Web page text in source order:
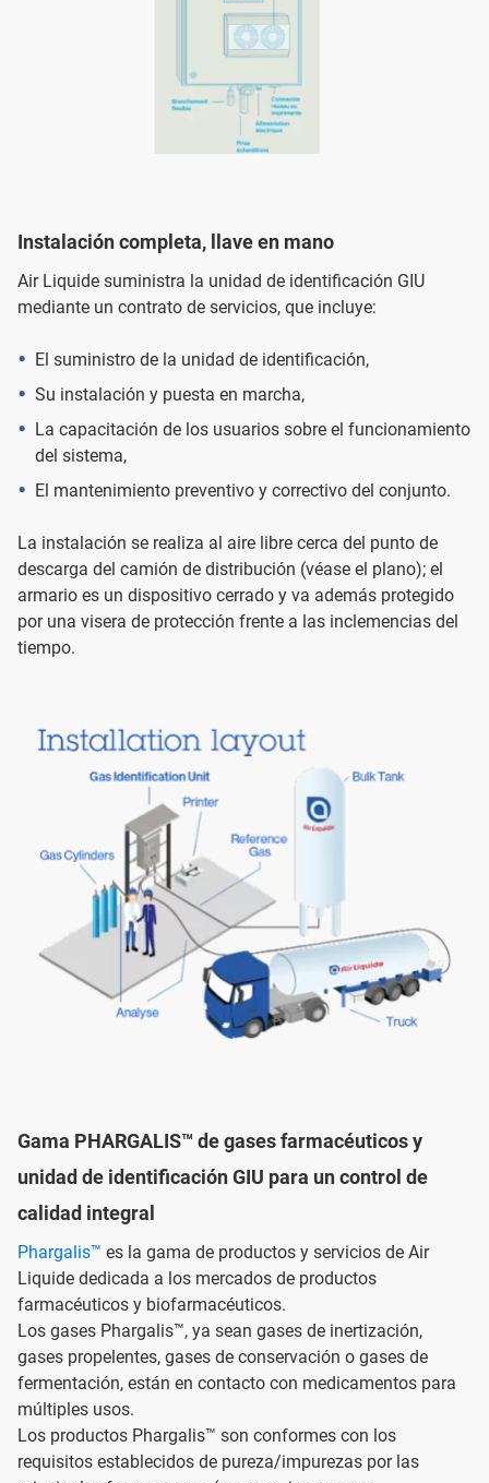
Instalación completa, llave en mano
Air Liquide suministra la unidad de identificación GIU
mediante un contrato de servicios, que incluye:
El suministro de la unidad de identificación,
Su instalación y puesta en marcha,
La capacitación de los usuarios sobre el funcionamiento
del sistema,
El mantenimiento preventivo y correctivo del conjunto.
La instalación se realiza al aire libre cerca del punto de
descarga del camión de distribución (véase el plano); el
armario es un dispositivo cerrado y va además protegido
por una visera de protección frente a las inclemencias del
tiempo.
Gama PHARGALIS™ de gases farmacéuticos y
unidad de identificación GIU para un control de
calidad integral
Phargalis™ es la gama de productos y servicios de Air
Liquide dedicada a los mercados de productos
farmacéuticos y biofarmacéuticos.
Los gases Phargalis™, ya sean gases de inertización,
gases propelentes, gases de conservación o gases de
fermentación, están en contacto con medicamentos para
múltiples usos.
Los productos Phargalis™ son conformes con los
requisitos establecidos de pureza/impurezas por las